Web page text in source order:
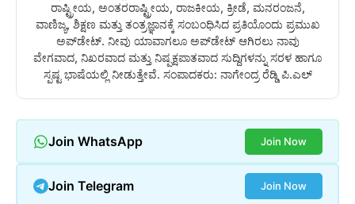
ರಾಷ್ಟ್ರೀಯ, ಅಂತರರಾಷ್ಟ್ರೀಯ, ರಾಜಕೀಯ, ಕ್ರೀಡೆ, ಮನರಂಜನೆ,
ವಾಣಿಜ್ಯ, ಶಿಕ್ಷಣ ಮತ್ತು ತಂತ್ರಜ್ಞಾನಕ್ಕೆ ಸಂಬಂಧಿಸಿದ ಪ್ರತಿಯೊಂದು ಪ್ರಮುಖ
ಅಪ್‌ಡೇಟ್. ನೀವು ಯಾವಾಗಲೂ ಅಪ್‌ಡೇಟ್ ಆಗಿರಲು ನಾವು
ವೇಗವಾದ, ನಿಖರವಾದ ಮತ್ತು ನಿಷ್ಪಕ್ಷಪಾತವಾದ ಸುದ್ದಿಗಳನ್ನು ಸರಳ ಹಾಗೂ
ಸ್ಪಷ್ಟ ಭಾಷೆಯಲ್ಲಿ ನೀಡುತ್ತೇವೆ. ಸಂಪಾದಕರು: ನಾಗೇಂದ್ರ ರೆಡ್ಡಿ ಪಿ.ಎಲ್
Join WhatsApp Join Now
Join Telegram Join Now